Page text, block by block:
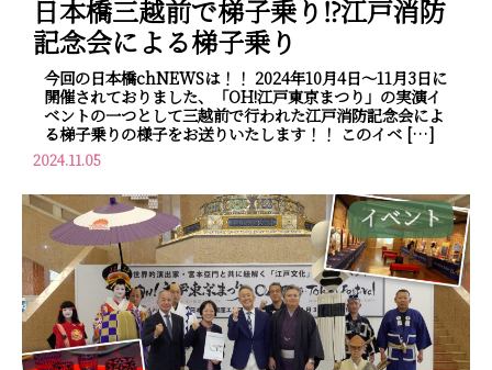
日本橋三越前で梯子乗り⁉江戸消防
記念会による梯子乗り
今回の日本橋chNEWSは！！ 2024年10月4日～11月3日に
開催されておりました、「OH!江戸東京まつり」の実演イ
ベントの一つとして三越前で行われた江戸消防記念会によ
る梯子乗りの様子をお送りいたします！！ このイベ […]
2024.11.05
イベント